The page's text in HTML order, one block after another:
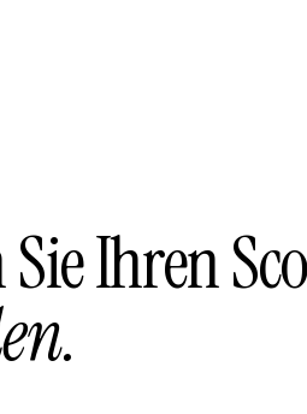
Ihren